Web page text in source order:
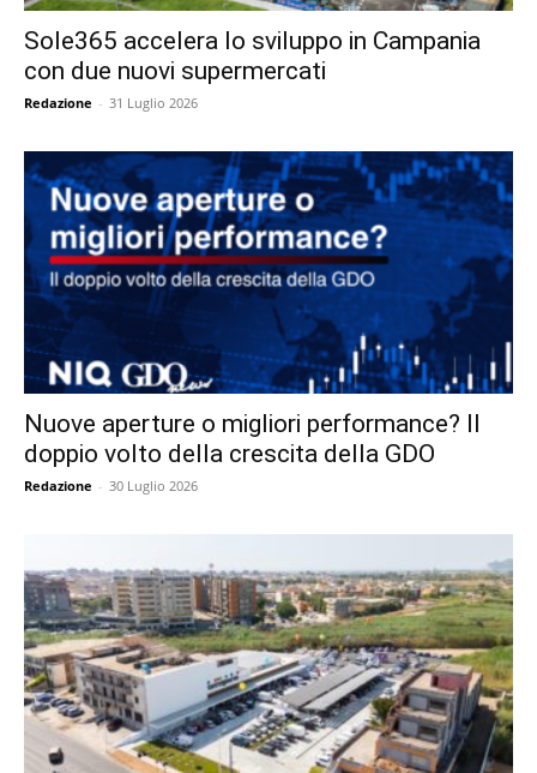
Sole365 accelera lo sviluppo in Campania
con due nuovi supermercati
Redazione - 31 Luglio 2026
Nuove aperture o migliori performance? Il
doppio volto della crescita della GDO
Redazione - 30 Luglio 2026